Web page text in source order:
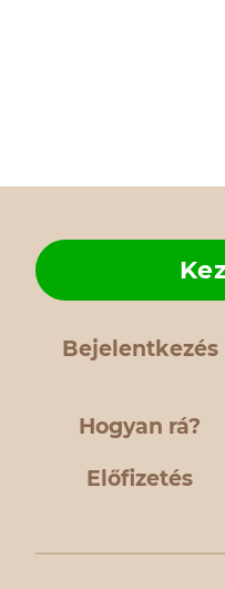
Bejelentkezés
Hogyan rá?
Előfizetés